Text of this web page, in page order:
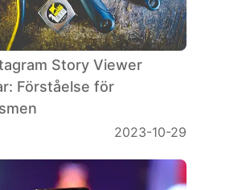
Story Viewer
Förståelse för
2023-10-29